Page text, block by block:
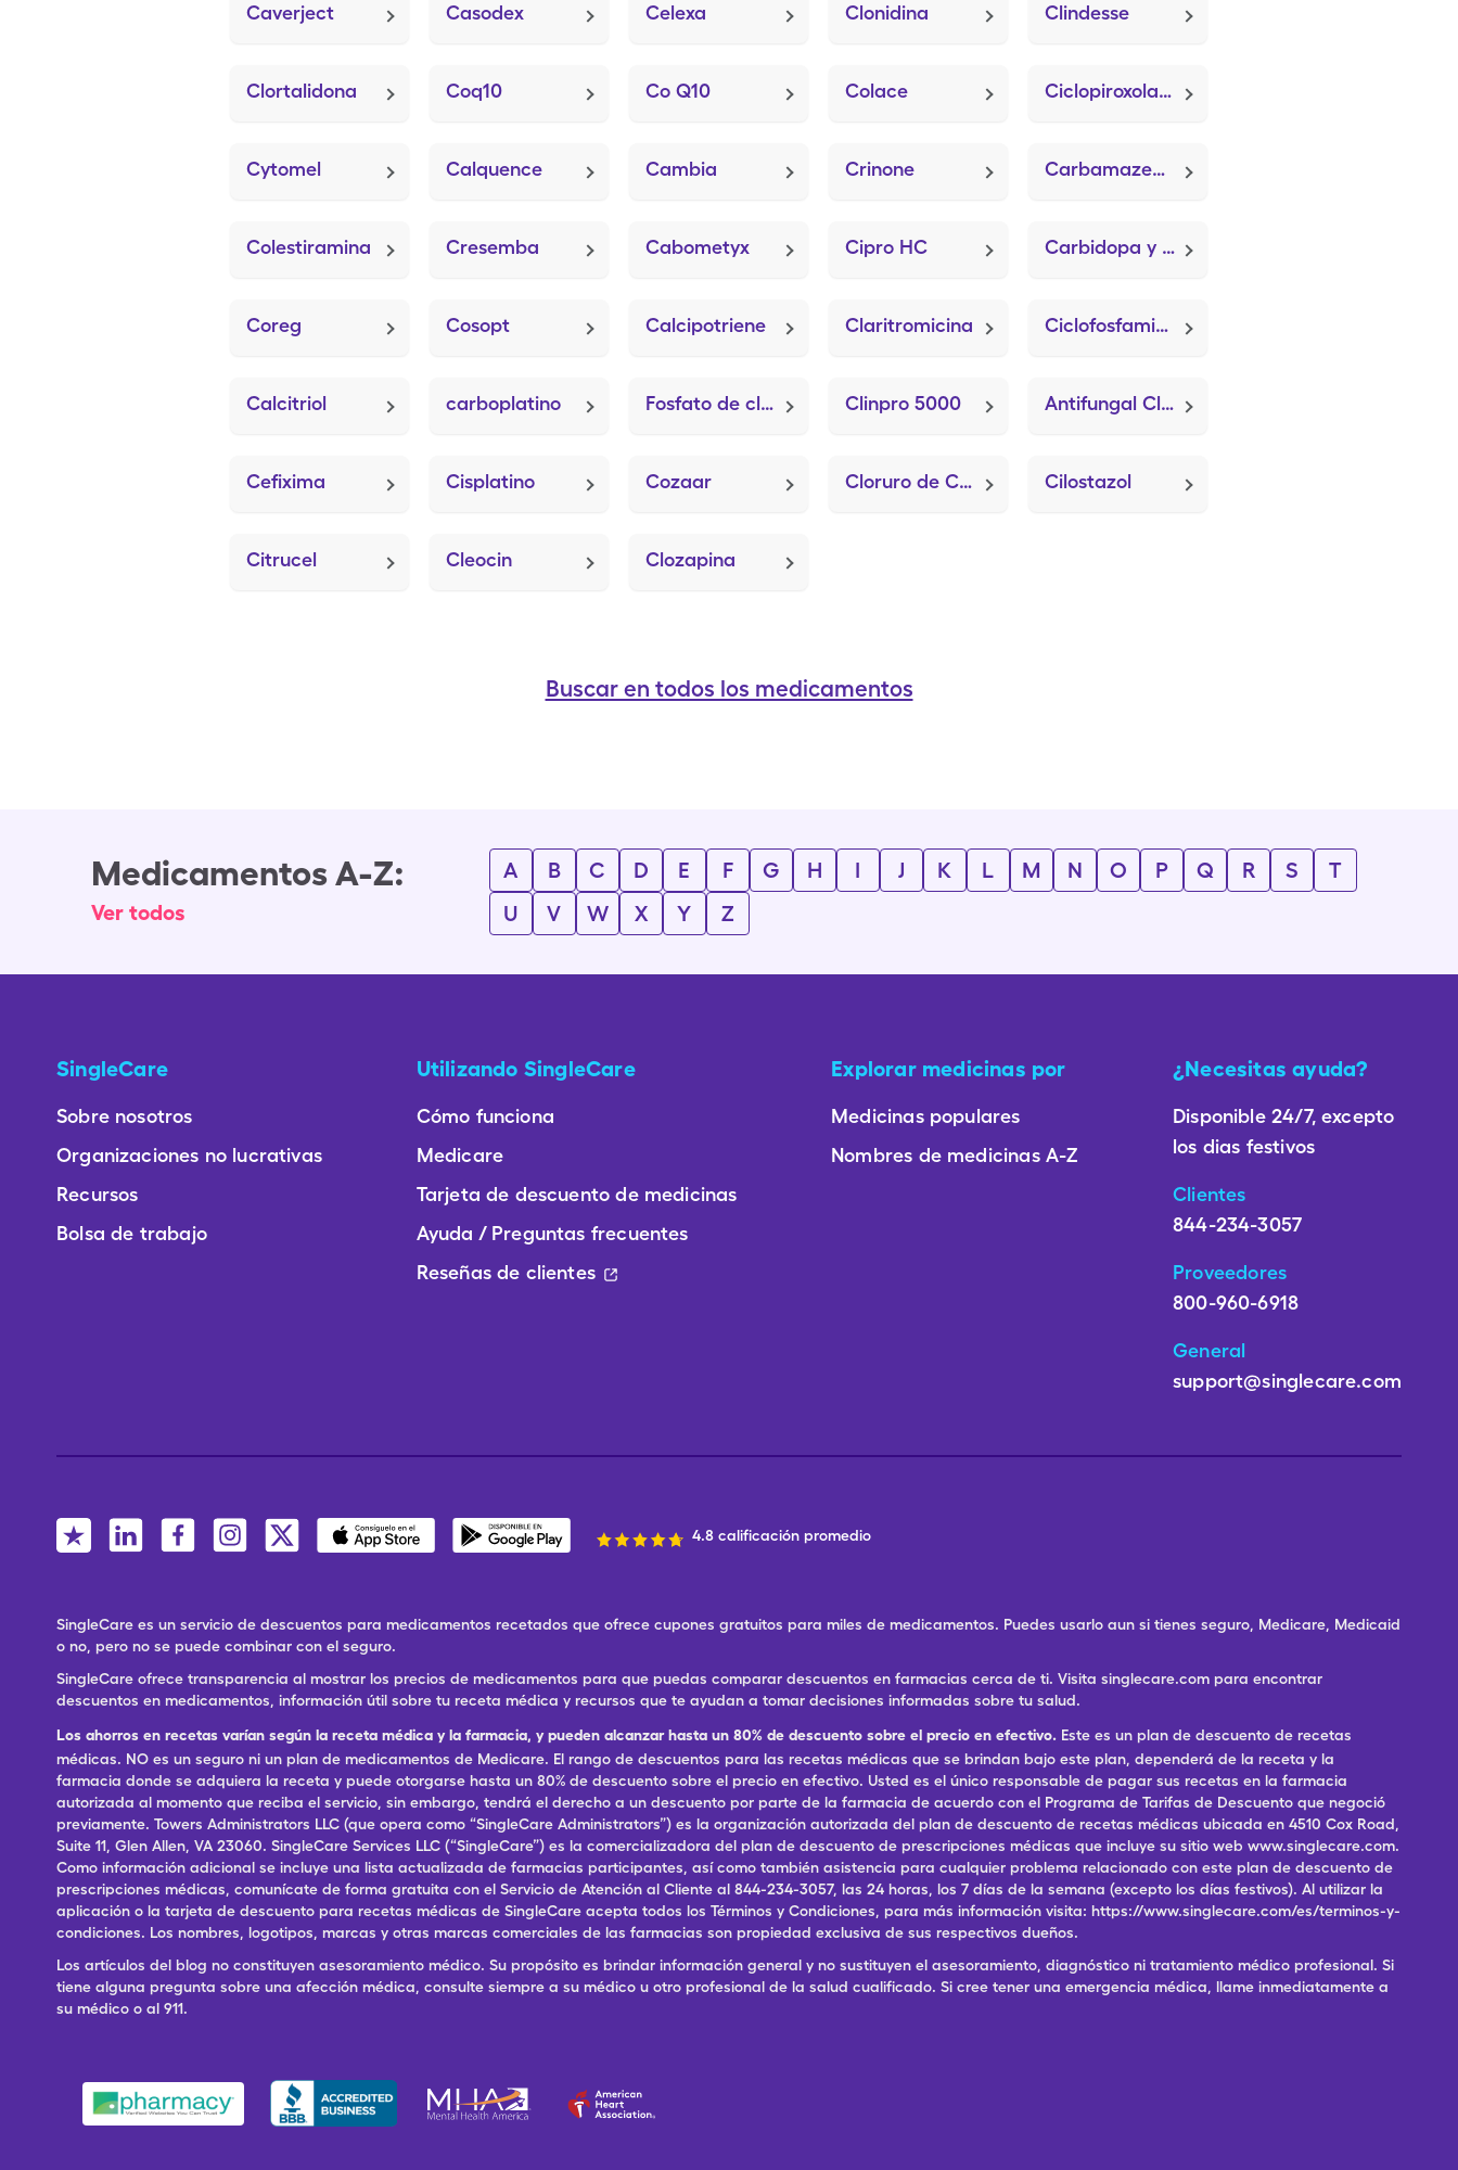
Caverject Casodex Celexa Clonidina Clindesse
Clortalidona Coq10 Co Q10 Colace Ciclopiroxolamina
Cytomel Calquence Cambia Crinone Carbamazepina
Colestiramina Cresemba Cabometyx Cipro HC Carbidopa y Levodopa or Levocarb y Co-Careldopa
Coreg Cosopt Calcipotriene Claritromicina Ciclofosfamida
Calcitriol carboplatino Fosfato de clindamicina Clinpro 5000 Antifungal Clotrimazole
Cefixima Cisplatino Cozaar Cloruro de Calcio Cilostazol
Citrucel Cleocin Clozapina
Buscar en todos los medicamentos
Medicamentos A-Z:
Ver todos
A B C D E F G H I J K L M N O P Q R S
T
U
V W X Y Z
SingleCare
Sobre nosotros
Organizaciones no lucrativas
Recursos
Bolsa de trabajo
Utilizando SingleCare
Cómo funciona
Medicare
Tarjeta de descuento de medicinas
Ayuda / Preguntas frecuentes
Reseñas de clientes
Explorar medicinas por
Medicinas populares
Nombres de medicinas A-Z
¿Necesitas ayuda?
Disponible 24/7, excepto
los dias festivos
Clientes
844-234-3057
Proveedores
800-960-6918
General
support@singlecare.com
4.8 calificación promedio
SingleCare es un servicio de descuentos para medicamentos recetados que ofrece cupones gratuitos para miles de medicamentos. Puedes usarlo aun si tienes seguro, Medicare, Medicaid
o no, pero no se puede combinar con el seguro.
SingleCare ofrece transparencia al mostrar los precios de medicamentos para que puedas comparar descuentos en farmacias cerca de ti. Visita singlecare.com para encontrar
descuentos en medicamentos, información útil sobre tu receta médica y recursos que te ayudan a tomar decisiones informadas sobre tu salud.
Los ahorros en recetas varían según la receta médica y la farmacia, y pueden alcanzar hasta un 80% de descuento sobre el precio en efectivo. Este es un plan de descuento de recetas
médicas. NO es un seguro ni un plan de medicamentos de Medicare. El rango de descuentos para las recetas médicas que se brindan bajo este plan, dependerá de la receta y la
farmacia donde se adquiera la receta y puede otorgarse hasta un 80% de descuento sobre el precio en efectivo. Usted es el único responsable de pagar sus recetas en la farmacia
autorizada al momento que reciba el servicio, sin embargo, tendrá el derecho a un descuento por parte de la farmacia de acuerdo con el Programa de Tarifas de Descuento que negoció
previamente. Towers Administrators LLC (que opera como “SingleCare Administrators”) es la organización autorizada del plan de descuento de recetas médicas ubicada en 4510 Cox Road,
Suite 11, Glen Allen, VA 23060. SingleCare Services LLC (“SingleCare”) es la comercializadora del plan de descuento de prescripciones médicas que incluye su sitio web www.singlecare.com.
Como información adicional se incluye una lista actualizada de farmacias participantes, así como también asistencia para cualquier problema relacionado con este plan de descuento de
prescripciones médicas, comunícate de forma gratuita con el Servicio de Atención al Cliente al 844-234-3057, las 24 horas, los 7 días de la semana (excepto los días festivos). Al utilizar la
aplicación o la tarjeta de descuento para recetas médicas de SingleCare acepta todos los Términos y Condiciones, para más información visita: https://www.singlecare.com/es/terminos-y-
condiciones. Los nombres, logotipos, marcas y otras marcas comerciales de las farmacias son propiedad exclusiva de sus respectivos dueños.
Los artículos del blog no constituyen asesoramiento médico. Su propósito es brindar información general y no sustituyen el asesoramiento, diagnóstico ni tratamiento médico profesional. Si
tiene alguna pregunta sobre una afección médica, consulte siempre a su médico u otro profesional de la salud cualificado. Si cree tener una emergencia médica, llame inmediatamente a
su médico o al 911.